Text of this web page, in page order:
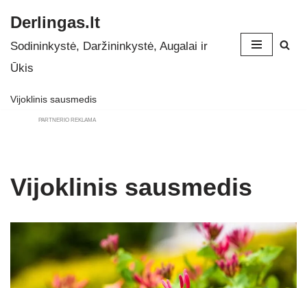
Skip
to
Derlingas.lt
Sodininkystė, Daržininkystė, Augalai ir
Ūkis
Vijoklinis sausmedis
PARTNERIO REKLAMA
Vijoklinis sausmedis